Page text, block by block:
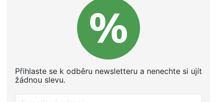
Přihlaste se k odběru newsletteru a nenechte si ujít
žádnou slevu.